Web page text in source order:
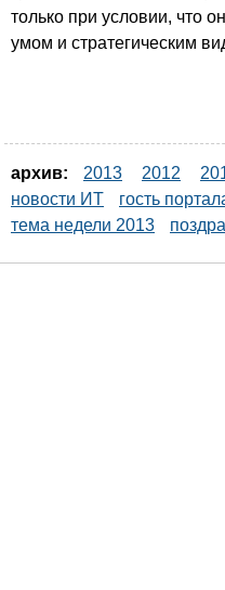
только при условии, что
умом и стратегическим
архив: 2013 2012
новости ИТ
гость
тема недели 2013